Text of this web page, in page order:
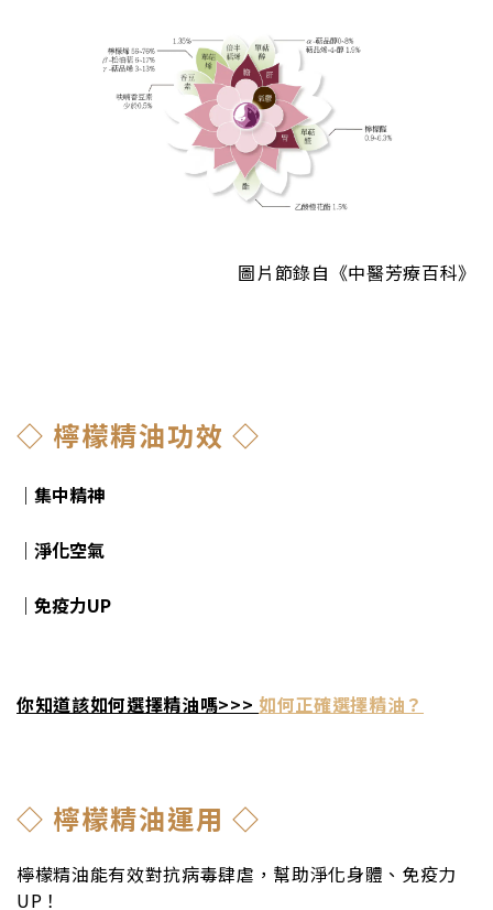
圖片節錄自《中醫芳療百科》
◇ 檸檬精油功效 ◇
｜集中精神
｜淨化空氣
｜免疫力UP
你知道該如何選擇精油嗎>>> 如何正確選擇精油？
◇ 檸檬精油運用 ◇
檸檬精油能有效對抗病毒肆虐，幫助淨化身體、免疫力
UP！